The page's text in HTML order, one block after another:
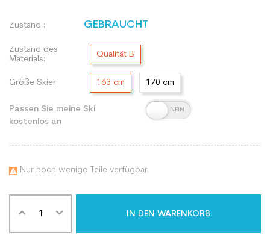
Zustand : GEBRAUCHT
Zustand des
Materials:
Qualität B
Größe Skier: 163 cm 170 cm
Passen Sie meine Ski
kostenlos an
 Nur noch wenige Teile verfügbar
IN DEN WARENKORB